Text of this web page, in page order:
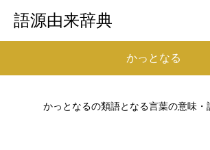
語源由来辞典
かっとなる
かっとなるの類語となる言葉の意味・